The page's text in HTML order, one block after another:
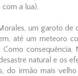
a lua).
um garoto de
até um meteoro
natural e os
do irmão mais